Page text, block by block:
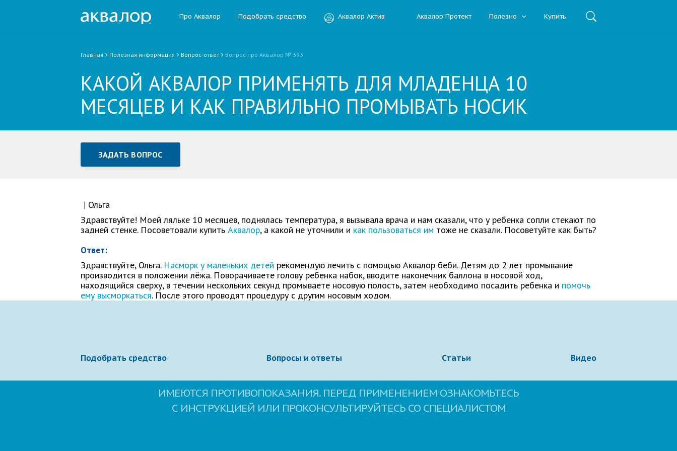
Про Аквалор Подобрать средство Аквалор Актив Аквалор Протект Полезно Купить
Главная Полезная информация Вопрос-ответ Вопрос про Аквалор № 393
КАКОЙ АКВАЛОР ПРИМЕНЯТЬ ДЛЯ МЛАДЕНЦА 10
МЕСЯЦЕВ И КАК ПРАВИЛЬНО ПРОМЫВАТЬ НОСИК
ЗАДАТЬ ВОПРОС
Как Вас зовут Электронная почта
Ваше сообщение
Отправляя вопрос, я принимаюпользовательское соглашение сайта.
| Ольга
Здравствуйте! Моей ляльке 10 месяцев, поднялась температура, я вызывала врача и нам сказали, что у ребенка сопли стекают по
задней стенке. Посоветовали купить Аквалор, а какой не уточнили и как пользоваться им тоже не сказали. Посоветуйте как быть?
Ответ:
Здравствуйте, Ольга. Насморк у маленьких детей рекомендую лечить с помощью Аквалор беби. Детям до 2 лет промывание
производится в положении лёжа. Поворачиваете голову ребенка набок, вводите наконечник баллона в носовой ход,
находящийся сверху, в течении нескольких секунд промываете носовую полость, затем необходимо посадить ребенка и помочь
ему высморкаться. После этого проводят процедуру с другим носовым ходом.
Подобрать средство Вопросы и ответы Статьи Видео
ИМЕЮТСЯ ПРОТИВОПОКАЗАНИЯ. ПЕРЕД ПРИМЕНЕНИЕМ ОЗНАКОМЬТЕСЬ
С ИНСТРУКЦИЕЙ ИЛИ ПРОКОНСУЛЬТИРУЙТЕСЬ СО СПЕЦИАЛИСТОМ